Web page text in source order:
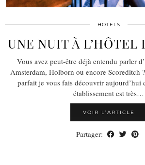
HOTELS
UNE NUIT À L’HÔTEL
Vous avez peut-être déjà entendu parler
Amsterdam, Holborn ou encore Scoreditch
parfait je vous fais découvrir aujourd’hui
établissement est très…
VOIR L’ARTICLE
Partager: